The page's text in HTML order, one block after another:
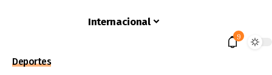
Internacional
9
Deportes